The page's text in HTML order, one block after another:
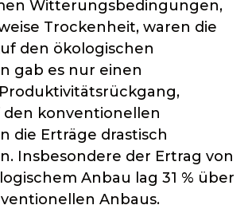
Witterungsbedingungen,
Trockenheit, waren die
den ökologischen
gab es nur einen
konventionellen
die Erträge drastisch
Insbesondere der Ertrag von
Anbau lag 31 % über
Anbaus.